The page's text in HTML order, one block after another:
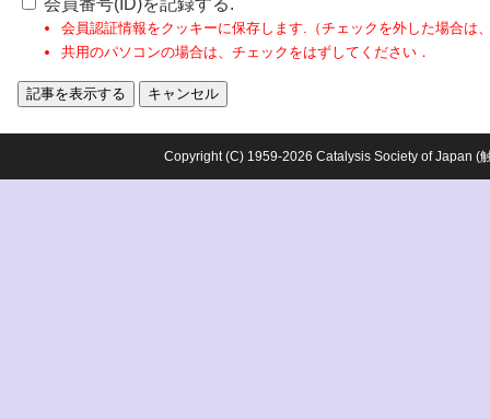
会員番号(ID)を記録する.
会員認証情報をクッキーに保存します.（チェックを外した場合は
共用のパソコンの場合は、チェックをはずしてください．
Copyright (C) 1959-2026 Catalysis Society of Japan (